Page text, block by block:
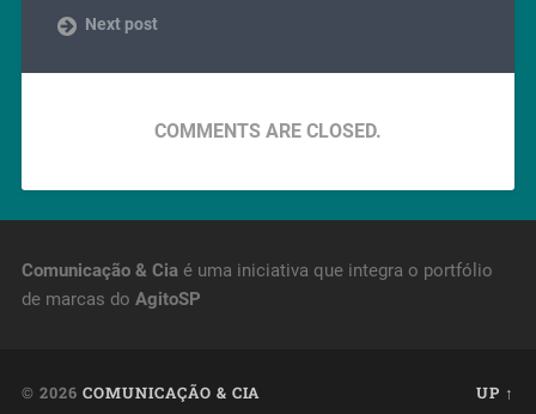
Next post
COMMENTS ARE CLOSED.
Comunicação & Ciaé uma iniciativa que integra o portfólio
de marcas do AgitoSP
© 2026 COMUNICAÇÃO & CIA UP ↑